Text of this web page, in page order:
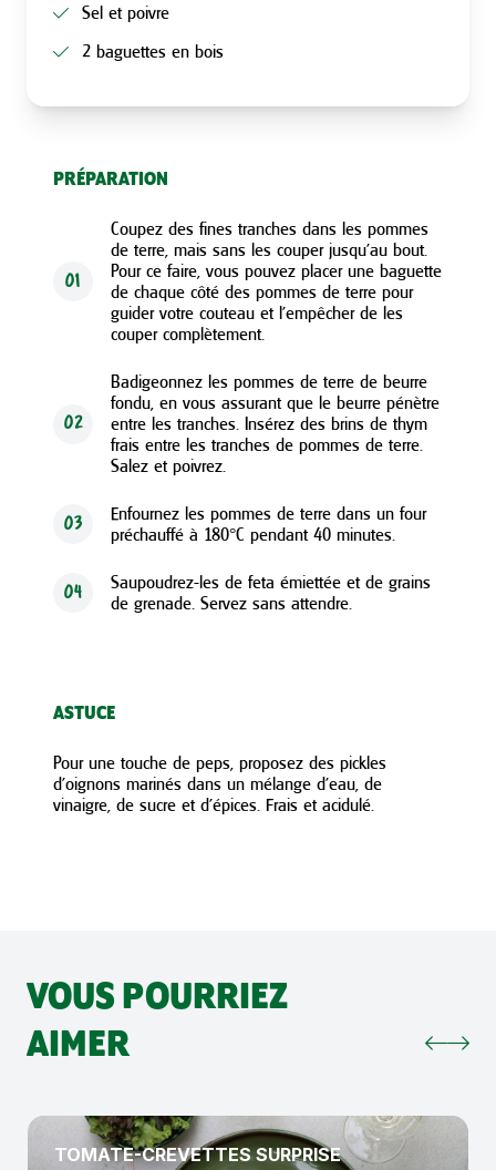
Sel et poivre
2 baguettes en bois
PRÉPARATION
01
Coupez des fines tranches dans les pommes
de terre, mais sans les couper jusqu’au bout.
Pour ce faire, vous pouvez placer une baguette
de chaque côté des pommes de terre pour
guider votre couteau et l’empêcher de les
couper complètement.
02
Badigeonnez les pommes de terre de beurre
fondu, en vous assurant que le beurre pénètre
entre les tranches. Insérez des brins de thym
frais entre les tranches de pommes de terre.
Salez et poivrez.
03
Enfournez les pommes de terre dans un four
préchauffé à 180°C pendant 40 minutes.
04
Saupoudrez-les de feta émiettée et de grains
de grenade. Servez sans attendre.
ASTUCE
Pour une touche de peps, proposez des pickles
d’oignons marinés dans un mélange d’eau, de
vinaigre, de sucre et d’épices. Frais et acidulé.
VOUS POURRIEZ
AIMER
TOMATE-CREVETTES SURPRISE